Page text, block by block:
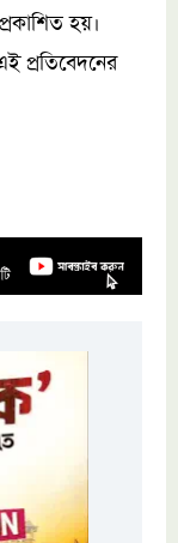
হয়।
প্রতিবেদনের